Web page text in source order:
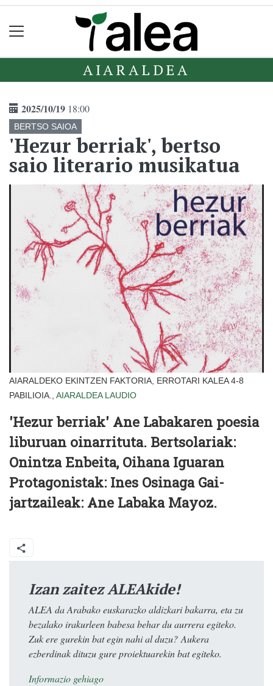
AIARALDEA
2025/10/19 18:00
BERTSO SAIOA
'Hezur berriak', bertso
saio literario musikatua
AIARALDEKO EKINTZEN FAKTORIA, ERROTARI KALEA 4-8
PABILIOIA., AIARALDEA LAUDIO
'Hezur berriak' Ane Labakaren poesia
liburuan oinarrituta. Bertsolariak:
Onintza Enbeita, Oihana Iguaran
Protagonistak: Ines Osinaga Gai-
jartzaileak: Ane Labaka Mayoz.
Izan zaitez ALEAkide!
ALEA da Arabako euskarazko aldizkari bakarra, eta zu
bezalako irakurleen babesa behar du aurrera egiteko.
Zuk ere gurekin bat egin nahi al duzu? Aukera
ezberdinak dituzu gure proiektuarekin bat egiteko.
Informazio gehiago